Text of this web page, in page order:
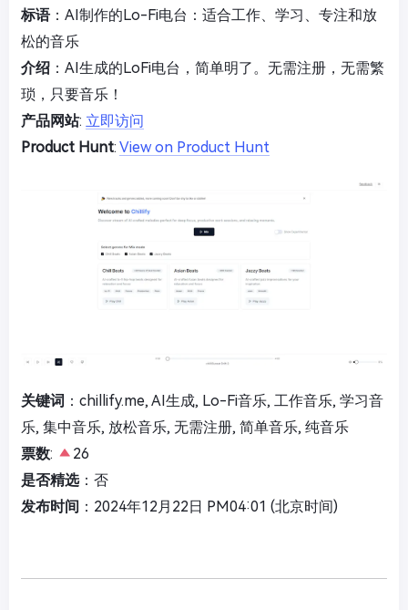
标语：AI制作的Lo-Fi电台：适合工作、学习、专注和放
松的音乐
介绍 ：AI生成的LoFi电台，简单明了。无需注册，无需繁
琐，只要音乐！
产品网站: 立即访问
Product Hunt: View on Product Hunt
关键词 ：chillify.me, AI生成, Lo-Fi音乐, 工作音乐, 学习音
乐, 集中音乐, 放松音乐, 无需注册, 简单音乐, 纯音乐
票数:
26
是否精选：否
发布时间 ：2024年12月22日 PM04:01 (北京时间)